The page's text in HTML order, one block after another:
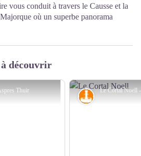
vous conduit à travers le Causse et la
où un superbe panorama
découvrir
Thuir
Petit